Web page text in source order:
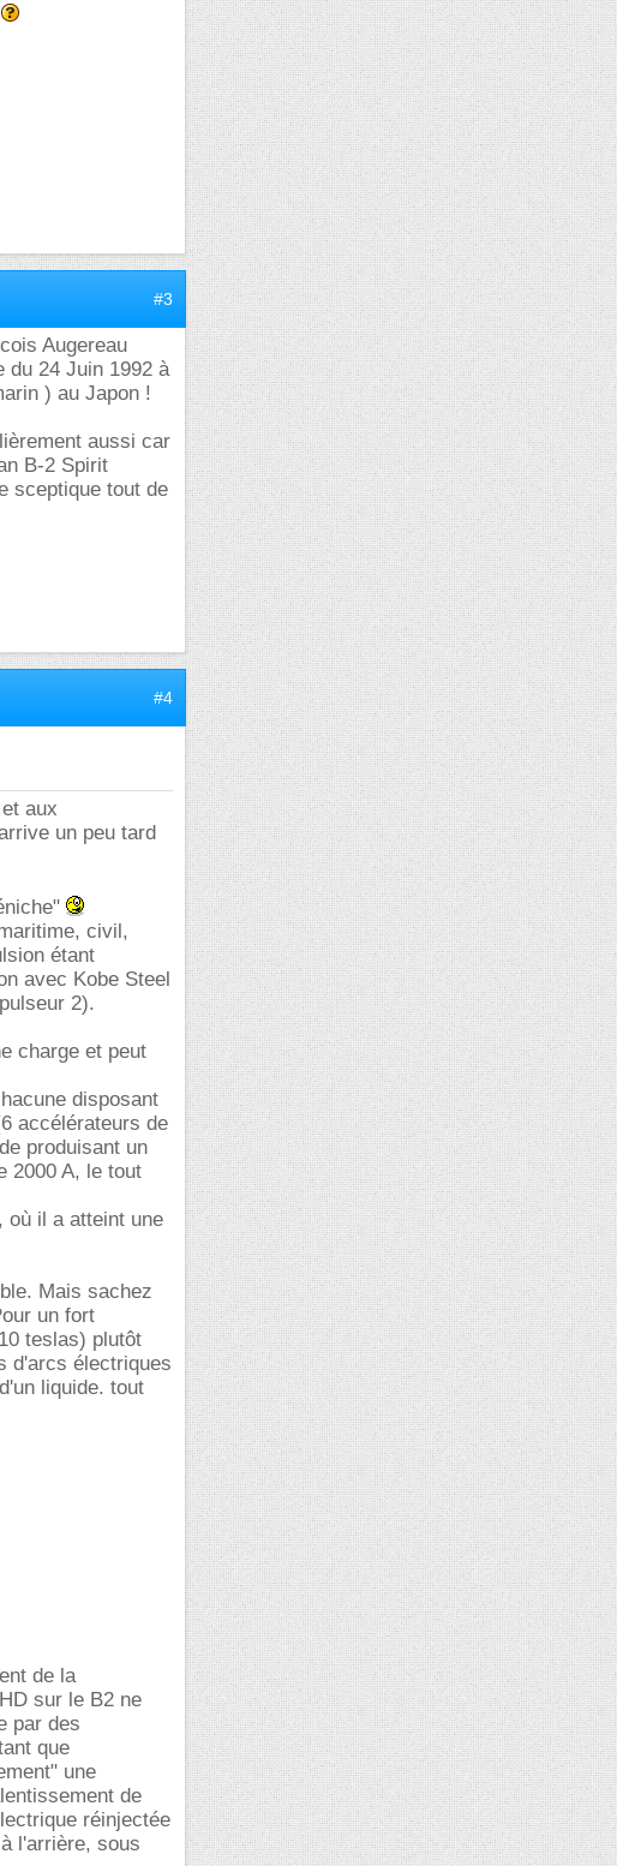
#3
Augereau
du 24 Juin 1992 à
) au Japon !
aussi car
B-2 Spirit
sceptique tout de
#4
aux
un peu tard
civil,
étant
avec Kobe Steel
2).
charge et peut
disposant
accélérateurs de
produisant un
2000 A, le tout
où il a atteint une
Mais sachez
un fort
teslas) plutôt
d'arcs électriques
liquide. tout
de la
sur le B2 ne
par des
que
une
de
réinjectée
l'arrière, sous